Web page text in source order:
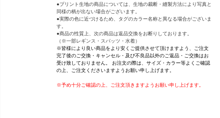
●プリント生地の商品については、生地の裁断・縫製方法により写真と
同様の柄が出ない場合がございます。
●実際の色に近づけるため、タグのカラー名称と異なる場合がございま
す。
●商品の性質上、次の商品は返品交換をお断りしております。
（※一部レギンス・スパッツ・水着）
※皆様により良い商品をより安くご提供させて頂けますよう、ご注文
完了後のご交換・キャンセル・及び不良品以外のご返品・ご交換はお
受け致しておりません。 お注文の際は、サイズ・カラー等よくご確認
の上、ご注文くださいますようお願い申し上げます。
※予め十分ご確認の上、ご注文頂きますようお願い申し上げます。